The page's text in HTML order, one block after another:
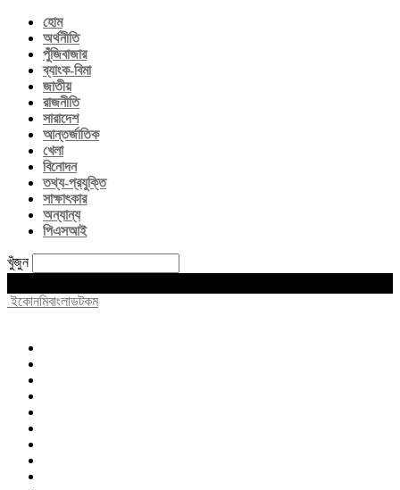
হোম
অর্থনীতি
পুঁজিবাজার
ব্যাংক-বিমা
জাতীয়
রাজনীতি
সারাদেশ
আন্তর্জাতিক
খেলা
বিনোদন
তথ্য-প্রযুক্তি
সাক্ষাৎকার
অন্যান্য
পিএসআই
খুঁজুন
ইকোনমিবাংলাডটকম